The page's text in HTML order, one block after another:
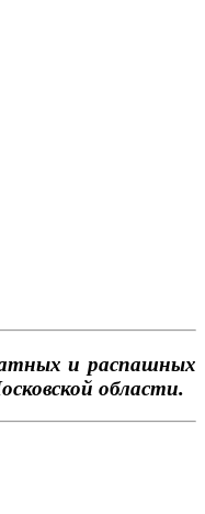
и распашных
области.